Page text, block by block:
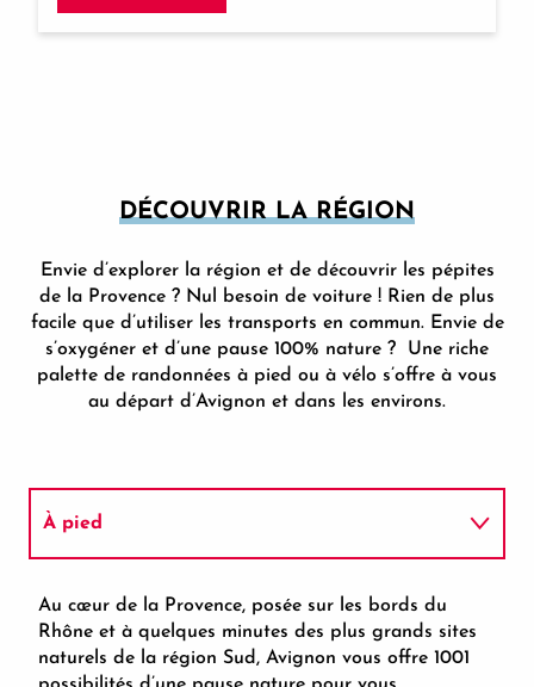
DÉCOUVRIR LA RÉGION
Envie d’explorer la région et de découvrir les pépites
de la Provence ? Nul besoin de voiture ! Rien de plus
facile que d’utiliser les transports en commun. Envie de
s’oxygéner et d’une pause 100% nature ? Une riche
palette de randonnées à pied ou à vélo s’offre à vous
au départ d’Avignon et dans les environs.
À pied
À vélo
En transports en commun
Au cœur de la Provence, posée sur les bords du
Rhône et à quelques minutes des plus grands sites
naturels de la région Sud, Avignon vous offre 1001